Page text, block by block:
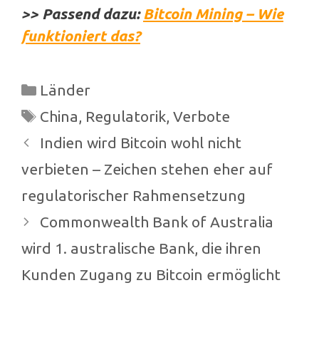
>> Passend dazu:Bitcoin Mining – Wie
funktioniert das?
Kategorien
Länder
Schlagwörter
China, Regulatorik, Verbote
Beitrags-
Navigation
Indien wird Bitcoin wohl nicht
verbieten – Zeichen stehen eher auf
regulatorischer Rahmensetzung
Commonwealth Bank of Australia
wird 1. australische Bank, die ihren
Kunden Zugang zu Bitcoin ermöglicht